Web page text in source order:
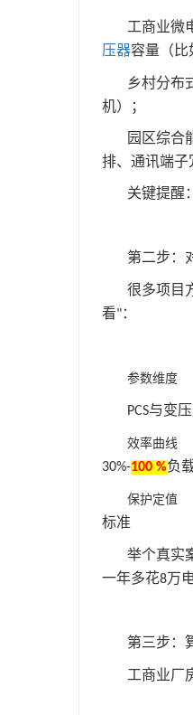
工商业微
压器容量（比
乡村分布
机）；
园区综合
排、通讯端子
关键提醒
第二步
很多项目
看"：
参数维度
PCS与变
效率曲线
30%-100 %负
保护定值
标准
举个真实
一年多花8万
第三步
工商业厂